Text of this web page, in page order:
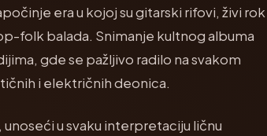
era u kojoj su gitarski rifovi, živi rok
folk balada. Snimanje kultnog albuma
gde se pažljivo radilo na svakom
i električnih deonica.
u svaku interpretaciju ličnu